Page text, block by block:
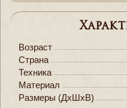
Возраст
Страна
Техника
Материал
Размеры (ДxШxВ)